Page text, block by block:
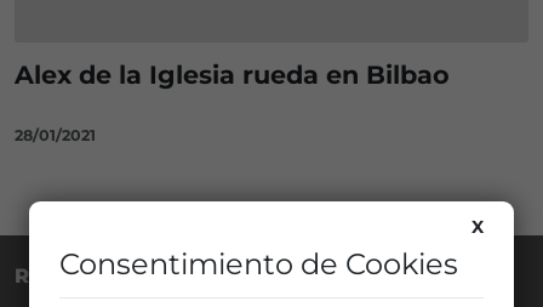
Alex de la Iglesia rueda en Bilbao
28/01/2021
RADIO NERVIÓN
X
Consentimiento de Cookies